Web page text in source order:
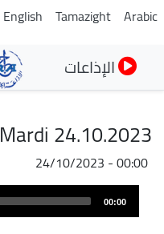
Arabic
Tamazight
English
الإذاعات
Mardi 24.10.2023
24/10/2023 - 00:00
00:00